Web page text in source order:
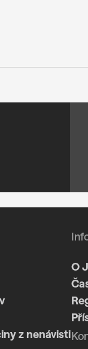
z nenávisti
O